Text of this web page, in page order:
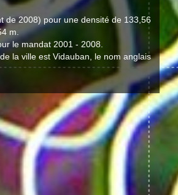
de 2008) pour une densité de 133,56
m.
le mandat 2001 - 2008.
la ville est Vidauban, le nom anglais